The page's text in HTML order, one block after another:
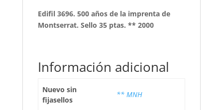
Edifil 3696. 500 años de la imprenta de
Montserrat. Sello 35 ptas. ** 2000
Información adicional
Nuevo sin
fijasellos
** MNH